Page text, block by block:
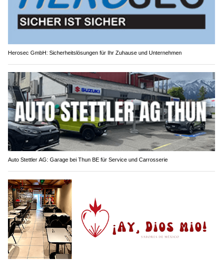
Herosec GmbH: Sicherheitslösungen für Ihr Zuhause und Unternehmen
Auto Stettler AG: Garage bei Thun BE für Service und Carrosserie